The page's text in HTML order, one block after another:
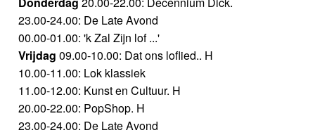
23.00-24.00: De Late Avond
00.00-01.00: 'k Zal Zijn lof ...'
Vrijdag 09.00-10.00: Dat ons loflied.. H
10.00-11.00: Lok klassiek
11.00-12.00: Kunst en Cultuur. H
20.00-22.00: PopShop. H
23.00-24.00: De Late Avond